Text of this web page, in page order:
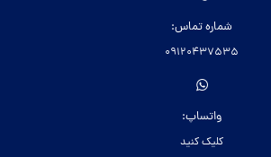
شماره تماس:
09120437535
واتساپ:
کلیک کنید